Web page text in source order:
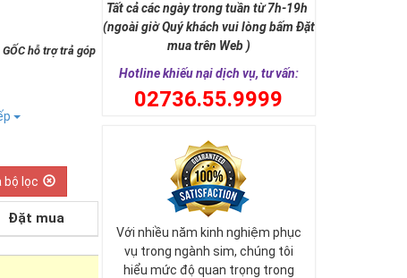
hỗ trợ trả góp
bộ lọc
Đặt mua
Tất cả các ngày trong tuần từ 7h-19h
(ngoài giờ Quý khách vui lòng bấm Đặt
mua trên Web )
Hotline khiếu nại dịch vụ, tư vấn:
02736.55.9999
Với nhiều năm kinh nghiệm phục
vụ trong ngành sim, chúng tôi
hiểu mức độ quan trọng trong